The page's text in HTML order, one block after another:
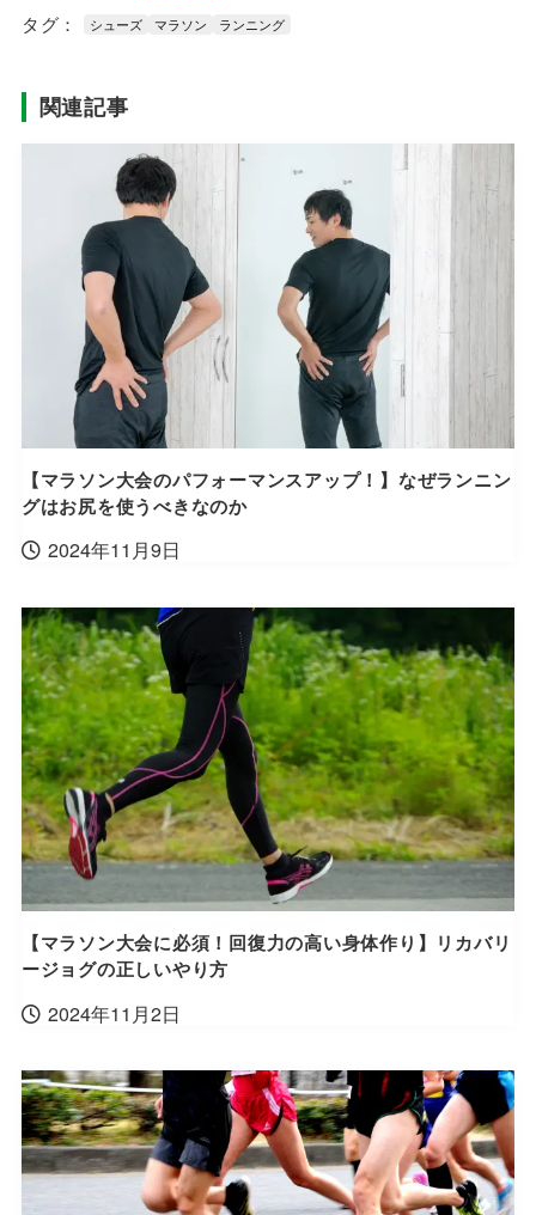
タグ： シューズ マラソン ランニング
関連記事
【マラソン大会のパフォーマンスアップ！】なぜランニン
グはお尻を使うべきなのか
2024年11月9日
【マラソン大会に必須！回復力の高い身体作り】リカバリ
ージョグの正しいやり方
2024年11月2日